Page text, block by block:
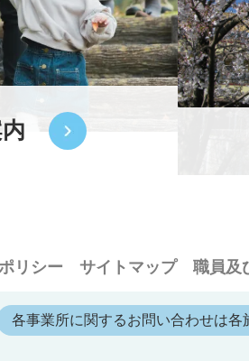
リシー サイトマップ 職員及
各事業所に関するお問い合わせは